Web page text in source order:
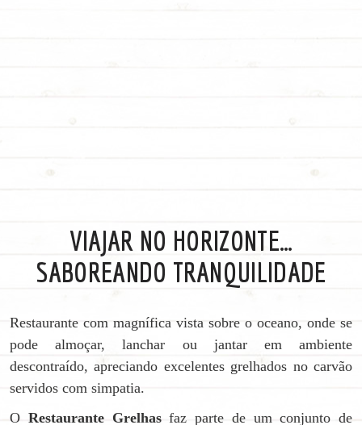
VIAJAR NO HORIZONTE…
SABOREANDO TRANQUILIDADE
Restaurante com magnífica vista sobre o oceano, onde se
pode almoçar, lanchar ou jantar em ambiente
descontraído, apreciando excelentes grelhados no carvão
servidos com simpatia.
O Restaurante Grelhasfaz parte de um conjunto de